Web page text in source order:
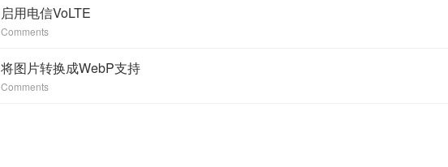
用电信VoLTE
图片转换成WebP支持